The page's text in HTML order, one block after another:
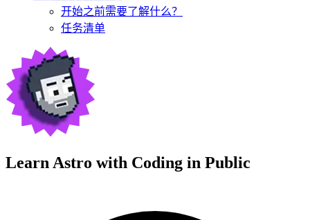
开始之前需要了解什么？
任务清单
Learn Astro with Coding in Public